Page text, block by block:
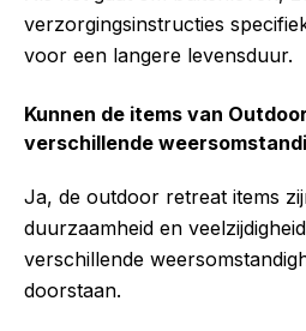
verzorgingsinstructies
voor een langere levensduur.
Kunnen de items van
verschillende
Ja, de outdoor retreat items
duurzaamheid en
verschillende
doorstaan.